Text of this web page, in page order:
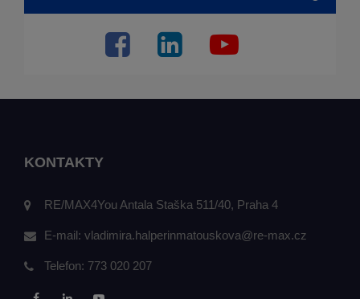
KONTAKTY
RE/MAX4You Antala Staška 511/40, Praha 4
E-mail: vladimira.halperinmatouskova@re-max.cz
Telefon: 773 020 207